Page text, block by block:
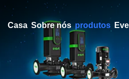
Casa Sobre nós produtos